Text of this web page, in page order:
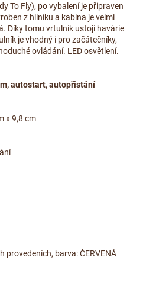
To Fly), po vybalení je připraven
z hliníku a kabina je velmi
Díky tomu vrtulník ustojí havárie
je vhodný i pro začátečníky,
ovládání. LED osvětlení.
autostart, autopřistání
x 9,8 cm
provedeních, barva: ČERVENÁ